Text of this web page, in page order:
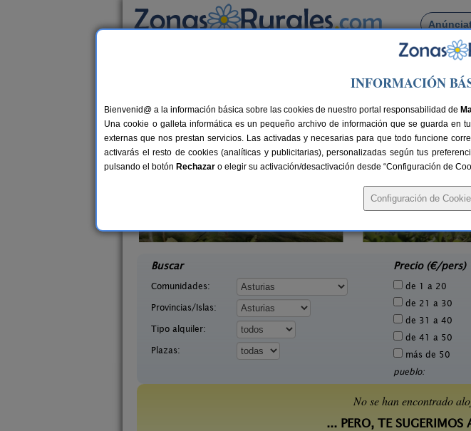
Busca por pueblo
Casas Rurales cerca de Avilés
18 €
El Pajar de
Buscar
Comunidades:
Provincias/Islas:
Tipo alquiler:
Plazas:
Precio (€/pers)
de 1 a 20
de 21 a 30
de 31 a 40
de 41 a 50
más de 50
pueblo:
No se han encontrado
... PERO, TE
INFORMACIÓN
Bienvenid@ a la información básica sobre las cookies de nuestro portal responsabilidad de
Una cookie o galleta informática es un pequeño archivo de información que se guarda en
externas que nos prestan servicios. Las activadas y necesarias para que todo funcione
activarás el resto de cookies (analíticas y publicitarias), personalizadas según tus
pulsando el botón Rechazar o elegir su activación/desactivación desde “Configuración de